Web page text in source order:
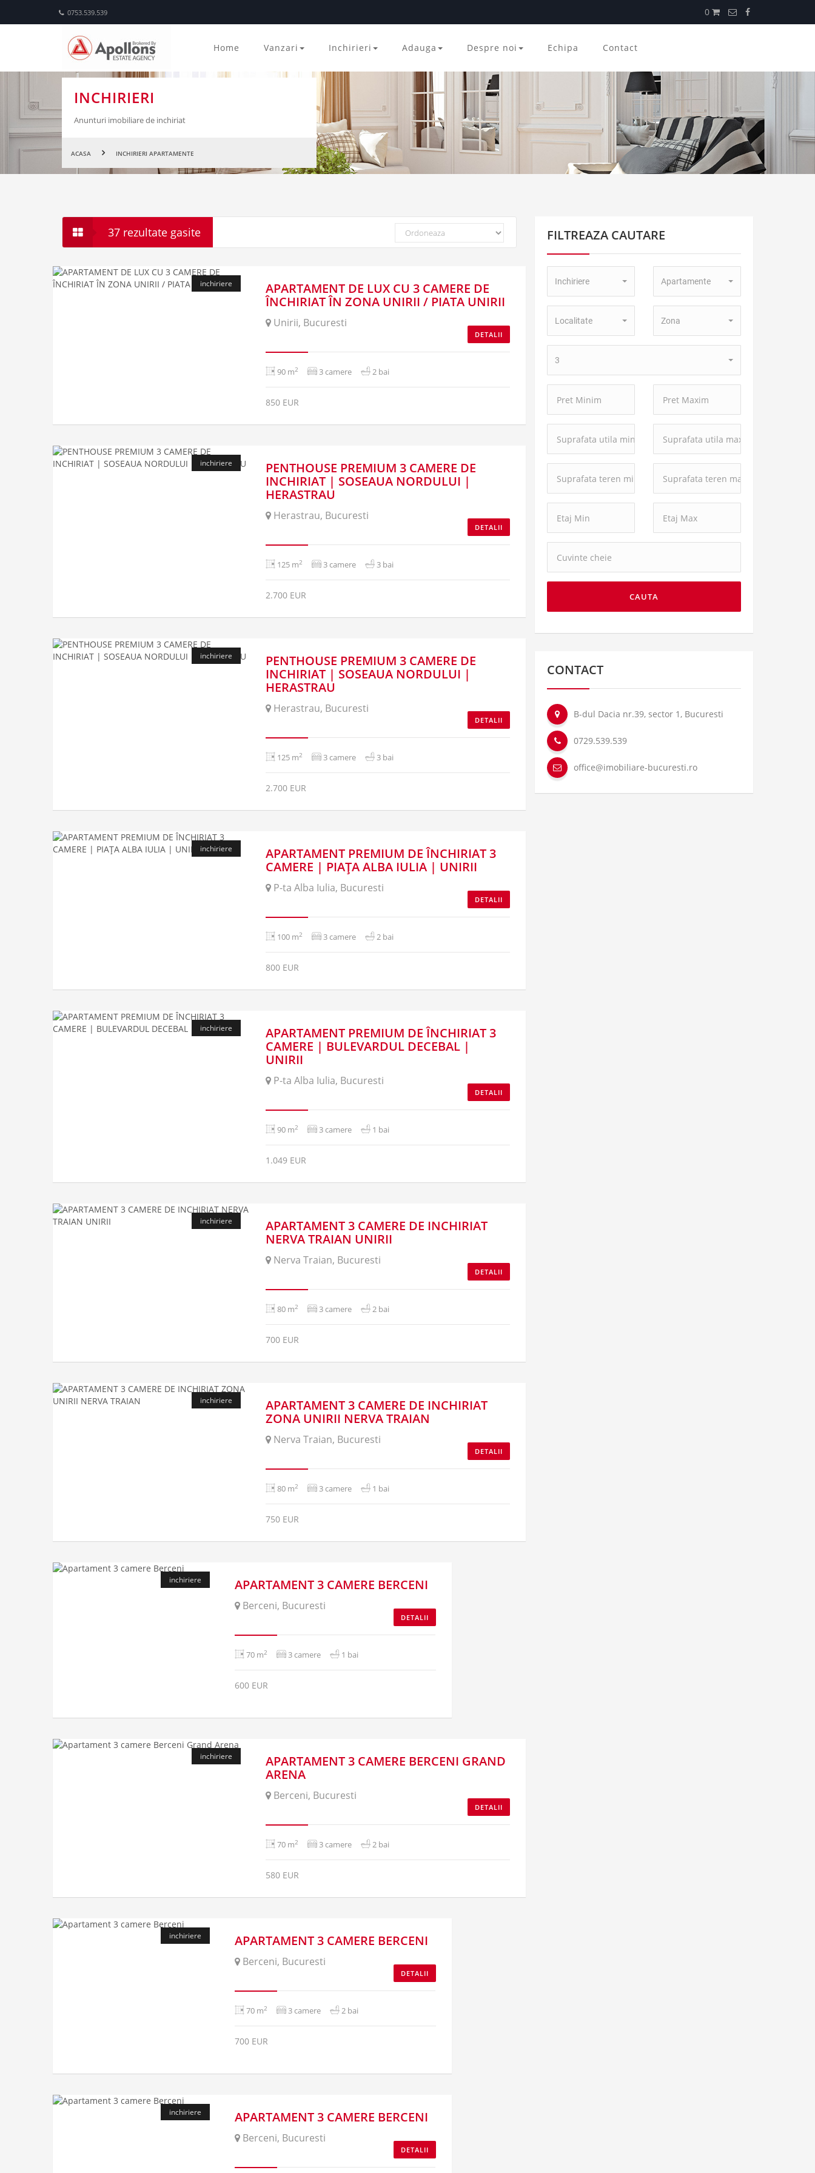
0753.539.539 0
Home Vanzari Inchirieri Adauga Despre noi Echipa Contact
INCHIRIERI
Anunturi imobiliare de inchiriat
ACASA INCHIRIERI APARTAMENTE
37 rezultate gasite
Ordoneaza
dupa
inchiriere
APARTAMENT DE LUX CU 3 CAMERE DE
ÎNCHIRIAT ÎN ZONA UNIRII / PIATA UNIRII
Unirii, Bucuresti
DETALII
90 m2 3 camere 2 bai
850 EUR
inchiriere
PENTHOUSE PREMIUM 3 CAMERE DE
INCHIRIAT | SOSEAUA NORDULUI |
HERASTRAU
Herastrau, Bucuresti
DETALII
125 m2 3 camere 3 bai
2.700 EUR
inchiriere
PENTHOUSE PREMIUM 3 CAMERE DE
INCHIRIAT | SOSEAUA NORDULUI |
HERASTRAU
Herastrau, Bucuresti
DETALII
125 m2 3 camere 3 bai
2.700 EUR
inchiriere
APARTAMENT PREMIUM DE ÎNCHIRIAT 3
CAMERE | PIAȚA ALBA IULIA | UNIRII
P-ta Alba Iulia, Bucuresti
DETALII
100 m2 3 camere 2 bai
800 EUR
inchiriere
APARTAMENT PREMIUM DE ÎNCHIRIAT 3
CAMERE | BULEVARDUL DECEBAL |
UNIRII
P-ta Alba Iulia, Bucuresti
DETALII
90 m2 3 camere 1 bai
1.049 EUR
inchiriere
APARTAMENT 3 CAMERE DE INCHIRIAT
NERVA TRAIAN UNIRII
Nerva Traian, Bucuresti
DETALII
80 m2 3 camere 2 bai
700 EUR
inchiriere
APARTAMENT 3 CAMERE DE INCHIRIAT
ZONA UNIRII NERVA TRAIAN
Nerva Traian, Bucuresti
DETALII
80 m2 3 camere 1 bai
750 EUR
inchiriere APARTAMENT 3 CAMERE BERCENI
Berceni, Bucuresti
DETALII
70 m2 3 camere 1 bai
600 EUR
inchiriere
APARTAMENT 3 CAMERE BERCENI GRAND
ARENA
Berceni, Bucuresti
DETALII
70 m2 3 camere 2 bai
580 EUR
inchiriere APARTAMENT 3 CAMERE BERCENI
Berceni, Bucuresti
DETALII
70 m2 3 camere 2 bai
700 EUR
inchiriere APARTAMENT 3 CAMERE BERCENI
Berceni, Bucuresti
DETALII
FILTREAZA CAUTARE
Tranzactie:
Inchiriere
Proprietate:
Apartamente
Localitate Zona
camere:
3
Minim:
Maxim:
utila
minima:
utila
maxima:
teren
minima:
teren
maxima:
cheie:
CAUTA
CONTACT
B-dul Dacia nr.39, sector 1, Bucuresti
0729.539.539
office@imobiliare-bucuresti.ro